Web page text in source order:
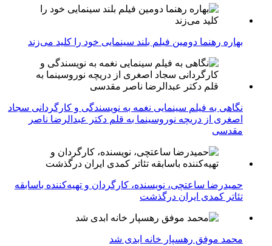
بهاره رهنما دومین فیلم بلند سینمایی خود را کلید می‌زند
نگاهی به فیلم سینمایی نغمه به نویسندگی و کارگردانی سجاد
اصغری از دریچه نوروسینما به قلم دکتر عبدالرضا ناصر
مقدسی
حمیدرضا ساعتچی، نویسنده، کارگردان و تهیه‌کننده باسابقه
تئاتر کمدی ایران درگذشت
محمد موفق رهسپار خانه ابدی شد